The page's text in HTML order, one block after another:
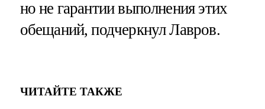
но не гарантии выполнения этих
обещаний, подчеркнул Лавров.
ЧИТАЙТЕ ТАКЖЕ